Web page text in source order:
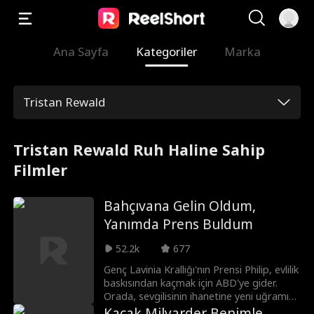
Ana Sayfa Kategoriler Marka
Tristan Rewald
Tristan Rewald Ruh Haline Sahip
Filmler
Bahçıvana Gelin Oldum,
Yanımda Prens Buldum
52.2k
677
Genç Lavinia Krallığı'nın Prensi Philip, evlilik
baskısından kaçmak için ABD'ye gider.
Orada, sevgilisinin ihanetine yeni uğramış
Amerikalı Anna ile tanışır ve ona destek